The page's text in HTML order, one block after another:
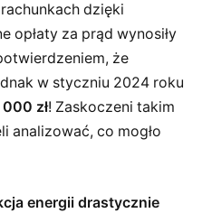
dzięki
opłaty za prąd wynosiły
że
w styczniu 2024 roku
000 zł! Zaskoczeni takim
analizować, co mogło
energii drastycznie